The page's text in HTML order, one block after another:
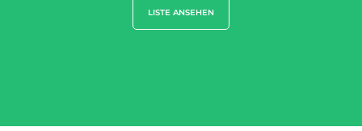
LISTE ANSEHEN